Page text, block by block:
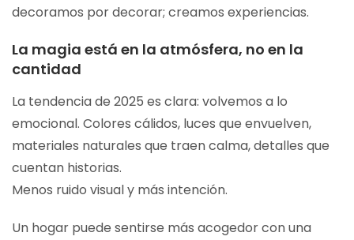
decoramos por decorar; creamos experiencias.
La magia está en la atmósfera, no en la
cantidad
La tendencia de 2025 es clara: volvemos a lo
emocional. Colores cálidos, luces que envuelven,
materiales naturales que traen calma, detalles que
cuentan historias.
Menos ruido visual y más intención.
Un hogar puede sentirse más acogedor con una